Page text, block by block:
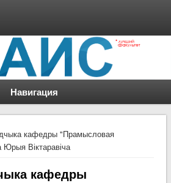
Навигация
кафедры "Прамысловая
Юрыя Віктаравіча
кафедры